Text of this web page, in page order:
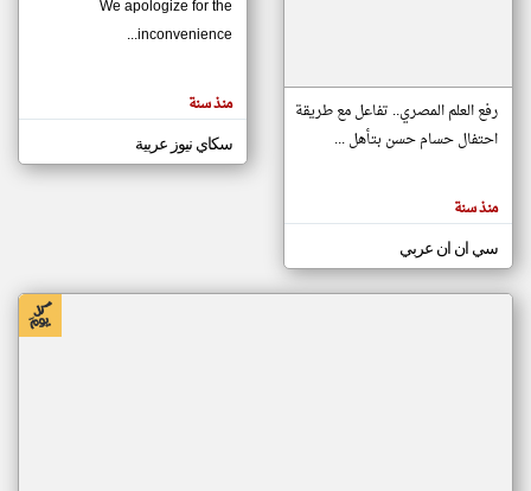
مصادر الأخبار من موريتانيا
اخبار موريتانيا على مدار الساعة
أهم اخبار موريتانيا العاجلة والمباشرة
المقالات
الموجوده
هنا عن
رفع العلم المصري.. تفاعل مع طريقة
احتفال حسام حسن بتأهل ...
منذ سنة
سي ان ان عربي
We apologize for the
inconvenience...
منذ سنة
سكاي نيوز عربية
klyoum.com